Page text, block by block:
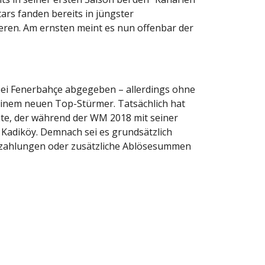
fanden bereits in jüngster
Am ernsten meint es nun offenbar der
Fenerbahçe abgegeben – allerdings ohne
neuen Top-Stürmer. Tatsächlich hat
der während der WM 2018 mit seiner
Demnach sei es grundsätzlich
oder zusätzliche Ablösesummen